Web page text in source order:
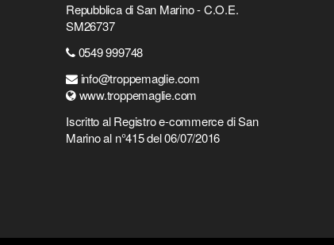
Repubblica di San Marino - C.O.E.
SM26737
0549 999748
info@troppemaglie.com
www.troppemaglie.com
Iscritto al Registro e-commerce di San
Marino al n°415 del 06/07/2016